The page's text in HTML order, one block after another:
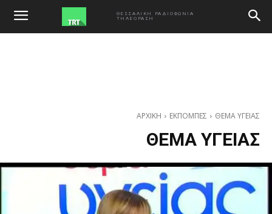
ΘΕΣΣΑΛΙΚΗ ΡΑΔΙΟΦΩΝΙΑ
ΤΗΛΕΟΡΑΣΗ
ΑΡΧΙΚΗ ΕΚΠΟΜΠΕΣ ΘΕΜΑ ΥΓΕΙΑΣ
ΘΕΜΑ ΥΓΕΙΑΣ